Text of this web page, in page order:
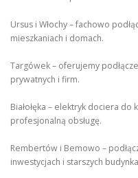
Ursus i Włochy – fachowo
mieszkaniach i domach.
Targówek – oferujemy
prywatnych i firm.
Białołęka – elektryk dociera
profesjonalną obsługę.
Rembertów i Bemowo –
inwestycjach i starszych